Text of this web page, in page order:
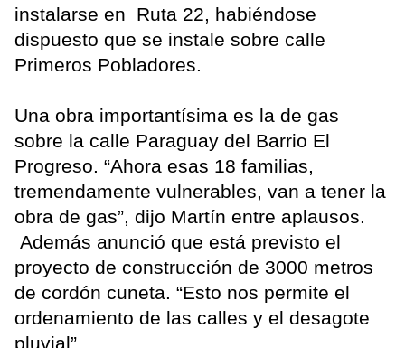
instalarse en Ruta 22, habiéndose
dispuesto que se instale sobre calle
Primeros Pobladores.
Una obra importantísima es la de gas
sobre la calle Paraguay del Barrio El
Progreso. “Ahora esas 18 familias,
tremendamente vulnerables, van a tener la
obra de gas”, dijo Martín entre aplausos.
Además anunció que está previsto el
proyecto de construcción de 3000 metros
de cordón cuneta. “Esto nos permite el
ordenamiento de las calles y el desagote
pluvial”